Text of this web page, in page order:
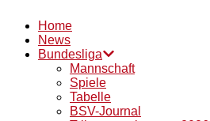
Home
News
Bundesliga
Mannschaft
Spiele
Tabelle
BSV-Journal